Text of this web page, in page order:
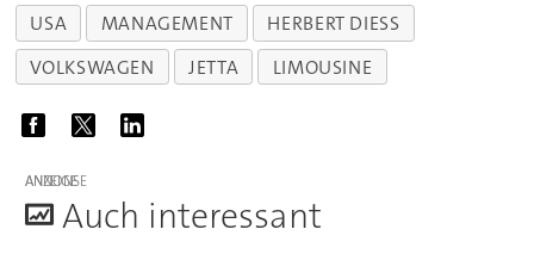
USA MANAGEMENT
HERBERT DIESS
VOLKSWAGEN
JETTA LIMOUSINE
ANZEIGE
Auch interessant